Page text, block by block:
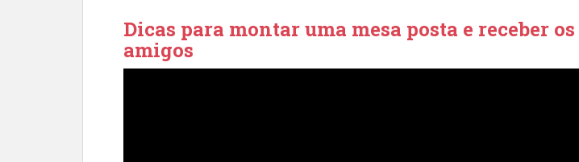
Dicas para montar uma mesa posta e receber os
amigos